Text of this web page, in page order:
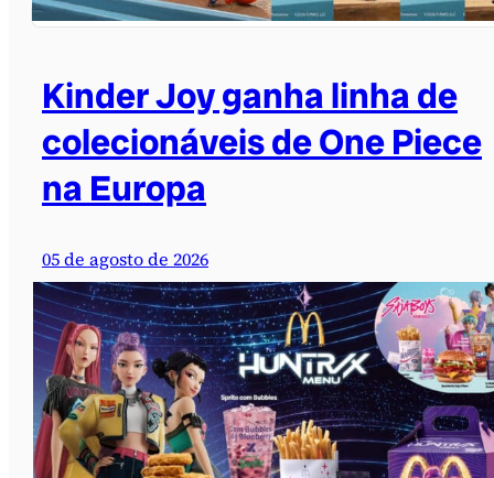
Kinder Joy ganha linha de
colecionáveis de One Piece
na Europa
05 de agosto de 2026